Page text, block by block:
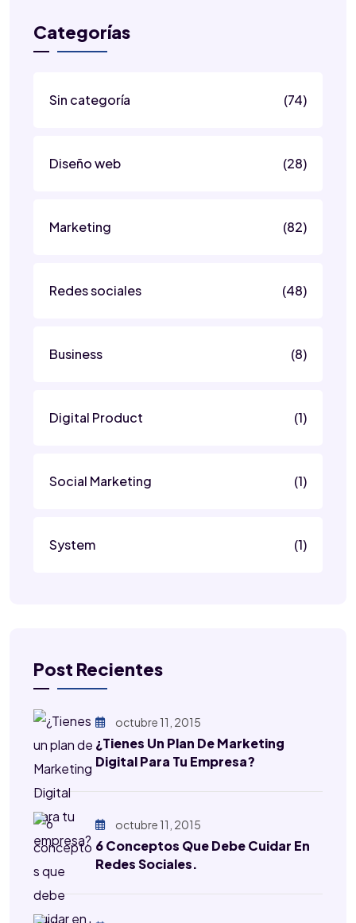
Categorías
Sin categoría (74)
Diseño web (28)
Marketing (82)
Redes sociales (48)
Business (8)
Digital Product (1)
Social Marketing (1)
System (1)
Post Recientes
octubre 11, 2015
¿Tienes Un Plan De Marketing
Digital Para Tu Empresa?
octubre 11, 2015
6 Conceptos Que Debe Cuidar En
Redes Sociales.